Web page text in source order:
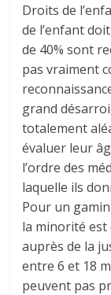
Droits de
de l’enfant
de 40% sont
pas vraiment
grand
totalement
évaluer leur
l’ordre des
laquelle ils
Pour un
la minorité
auprès de la
entre 6 et 18
peuvent pas